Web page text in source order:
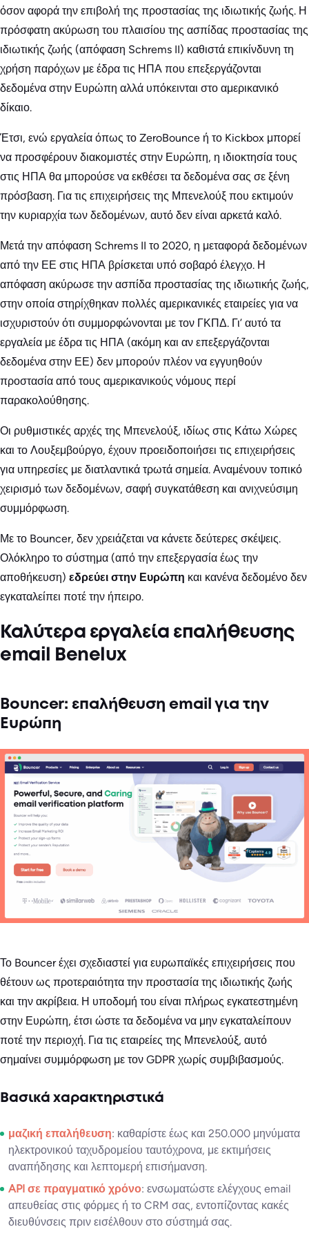
όσον αφορά την επιβολή της προστασίας της ιδιωτικής ζωής. Η
πρόσφατη ακύρωση του πλαισίου της ασπίδας προστασίας της
ιδιωτικής ζωής (απόφαση Schrems II) καθιστά επικίνδυνη τη
χρήση παρόχων με έδρα τις ΗΠΑ που επεξεργάζονται
δεδομένα στην Ευρώπη αλλά υπόκεινται στο αμερικανικό
δίκαιο.
Έτσι, ενώ εργαλεία όπως το ZeroBounce ή το Kickbox μπορεί
να προσφέρουν διακομιστές στην Ευρώπη, η ιδιοκτησία τους
στις ΗΠΑ θα μπορούσε να εκθέσει τα δεδομένα σας σε ξένη
πρόσβαση. Για τις επιχειρήσεις της Μπενελούξ που εκτιμούν
την κυριαρχία των δεδομένων, αυτό δεν είναι αρκετά καλό.
Μετά την απόφαση Schrems II το 2020, η μεταφορά δεδομένων
από την ΕΕ στις ΗΠΑ βρίσκεται υπό σοβαρό έλεγχο. Η
απόφαση ακύρωσε την ασπίδα προστασίας της ιδιωτικής ζωής,
στην οποία στηρίχθηκαν πολλές αμερικανικές εταιρείες για να
ισχυριστούν ότι συμμορφώνονται με τον ΓΚΠΔ. Γι’ αυτό τα
εργαλεία με έδρα τις ΗΠΑ (ακόμη και αν επεξεργάζονται
δεδομένα στην ΕΕ) δεν μπορούν πλέον να εγγυηθούν
προστασία από τους αμερικανικούς νόμους περί
παρακολούθησης.
Οι ρυθμιστικές αρχές της Μπενελούξ, ιδίως στις Κάτω Χώρες
και το Λουξεμβούργο, έχουν προειδοποιήσει τις επιχειρήσεις
για υπηρεσίες με διατλαντικά τρωτά σημεία. Αναμένουν τοπικό
χειρισμό των δεδομένων, σαφή συγκατάθεση και ανιχνεύσιμη
συμμόρφωση.
Με το Bouncer, δεν χρειάζεται να κάνετε δεύτερες σκέψεις.
Ολόκληρο το σύστημα (από την επεξεργασία έως την
αποθήκευση) εδρεύει στην Ευρώπη και κανένα δεδομένο δεν
εγκαταλείπει ποτέ την ήπειρο.
Καλύτερα εργαλεία επαλήθευσης
email Benelux
Bouncer: επαλήθευση email για την
Ευρώπη
Το Bouncer έχει σχεδιαστεί για ευρωπαϊκές επιχειρήσεις που
θέτουν ως προτεραιότητα την προστασία της ιδιωτικής ζωής
και την ακρίβεια. Η υποδομή του είναι πλήρως εγκατεστημένη
στην Ευρώπη, έτσι ώστε τα δεδομένα να μην εγκαταλείπουν
ποτέ την περιοχή. Για τις εταιρείες της Μπενελούξ, αυτό
σημαίνει συμμόρφωση με τον GDPR χωρίς συμβιβασμούς.
Βασικά χαρακτηριστικά
μαζική επαλήθευση: καθαρίστε έως και 250.000 μηνύματα
ηλεκτρονικού ταχυδρομείου ταυτόχρονα, με εκτιμήσεις
αναπήδησης και λεπτομερή επισήμανση.
API σε πραγματικό χρόνο: ενσωματώστε ελέγχους email
απευθείας στις φόρμες ή το CRM σας, εντοπίζοντας κακές
διευθύνσεις πριν εισέλθουν στο σύστημά σας.